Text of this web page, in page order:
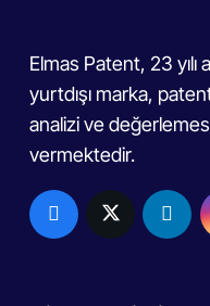
Elmas Patent, 23
yurtdışı marka,
analizi ve
vermektedir.